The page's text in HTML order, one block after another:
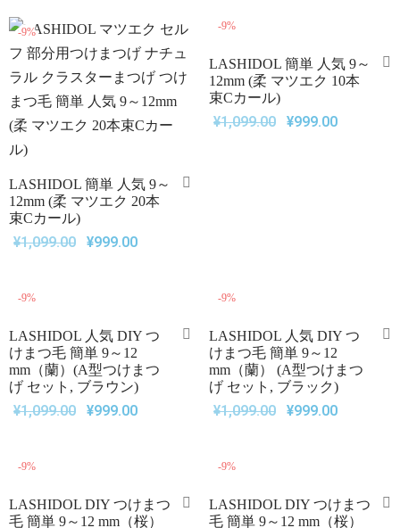
-9%
LASHIDOL 簡単 人気 9～
12mm (柔 マツエク 20本
束Cカール)
¥1,099.00 ¥999.00
-9%
LASHIDOL 簡単 人気 9～
12mm (柔 マツエク 10本
束Cカール)
¥1,099.00 ¥999.00
-9%
LASHIDOL 人気 DIY つ
けまつ毛 簡単 9～12
mm（蘭）(A型つけまつ
げ セット, ブラウン)
¥1,099.00 ¥999.00
-9%
LASHIDOL 人気 DIY つ
けまつ毛 簡単 9～12
mm（蘭） (A型つけまつ
げ セット, ブラック)
¥1,099.00 ¥999.00
-9%
LASHIDOL DIY つけまつ
毛 簡単 9～12 mm（桜）
-9%
LASHIDOL DIY つけまつ
毛 簡単 9～12 mm（桜）